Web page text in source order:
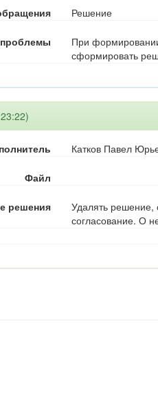
Решение
При
сформировать
Катков Павел
Файл
решения
Удалять решение,
согласование. О